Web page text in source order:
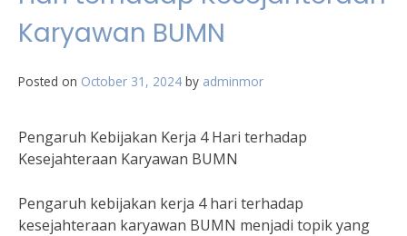
Karyawan BUMN
Posted on October 31, 2024 by adminmor
Pengaruh Kebijakan Kerja 4 Hari terhadap
Kesejahteraan Karyawan BUMN
Pengaruh kebijakan kerja 4 hari terhadap
kesejahteraan karyawan BUMN menjadi topik yang